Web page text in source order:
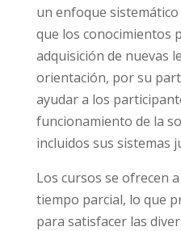
un enfoque
que los conocimientos
adquisición de nuevas
orientación, por su
ayudar a los
funcionamiento de la
incluidos sus sistemas
Los cursos se ofrecen
tiempo parcial, lo que
para satisfacer las